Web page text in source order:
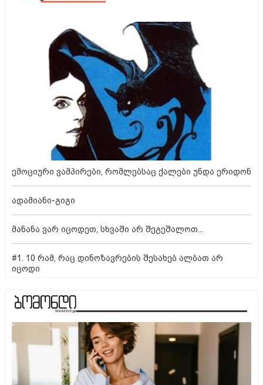
ემოციური ვამპირები, რომლებსაც ქალები უნდა ერიდონ
ადამიანი-გიგი
მანანა ვარ იცოდეთ, სხვაში არ შეგეშალოთ...
#1. 10 რამ, რაც დინოზავრების შესახებ ალბათ არ
იცოდი